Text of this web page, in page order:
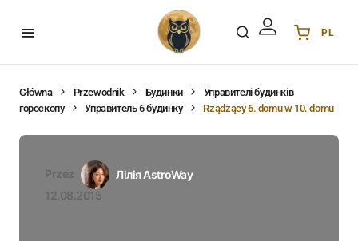
PL
English
DE Deutsch
PL Polski
Główna Przewodnik Будинки
Управителі будинків
гороскопу
Управитель 6 будинку Rządzący 6. domu w 10. domu
Przez
Лілія AstroWay
12.08.2015